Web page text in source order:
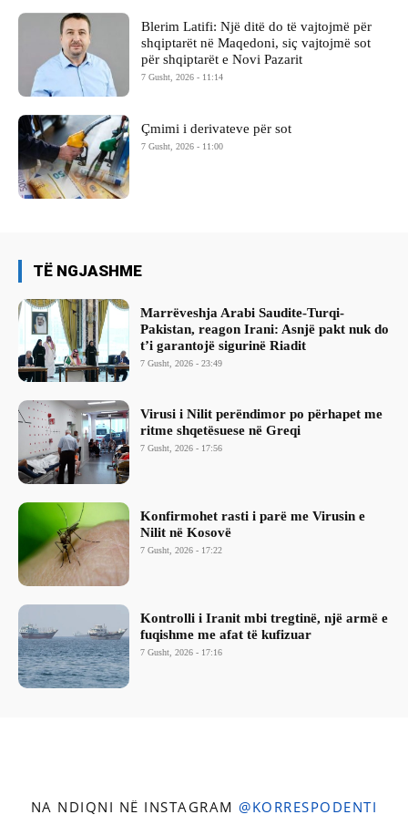
Blerim Latifi: Një ditë do të vajtojmë për
shqiptarët në Maqedoni, siç vajtojmë sot
për shqiptarët e Novi Pazarit
7 Gusht, 2026 - 11:14
Çmimi i derivateve për sot
7 Gusht, 2026 - 11:00
TË NGJASHME
Marrëveshja Arabi Saudite-Turqi-
Pakistan, reagon Irani: Asnjë pakt nuk do
t’i garantojë sigurinë Riadit
7 Gusht, 2026 - 23:49
Virusi i Nilit perëndimor po përhapet me
ritme shqetësuese në Greqi
7 Gusht, 2026 - 17:56
Konfirmohet rasti i parë me Virusin e
Nilit në Kosovë
7 Gusht, 2026 - 17:22
Kontrolli i Iranit mbi tregtinë, një armë e
fuqishme me afat të kufizuar
7 Gusht, 2026 - 17:16
NA NDIQNI NË INSTAGRAM @KORRESPODENTI